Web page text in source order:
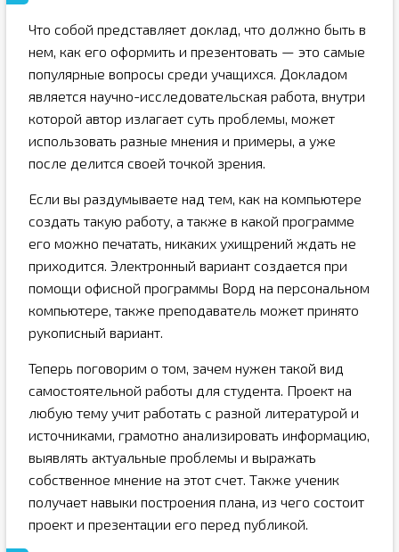
Что собой представляет доклад, что должно быть в
нем, как его оформить и презентовать — это самые
популярные вопросы среди учащихся. Докладом
является научно-исследовательская работа, внутри
которой автор излагает суть проблемы, может
использовать разные мнения и примеры, а уже
после делится своей точкой зрения.
Если вы раздумываете над тем, как на компьютере
создать такую работу, а также в какой программе
его можно печатать, никаких ухищрений ждать не
приходится. Электронный вариант создается при
помощи офисной программы Ворд на персональном
компьютере, также преподаватель может принято
рукописный вариант.
Теперь поговорим о том, зачем нужен такой вид
самостоятельной работы для студента. Проект на
любую тему учит работать с разной литературой и
источниками, грамотно анализировать информацию,
выявлять актуальные проблемы и выражать
собственное мнение на этот счет. Также ученик
получает навыки построения плана, из чего состоит
проект и презентации его перед публикой.